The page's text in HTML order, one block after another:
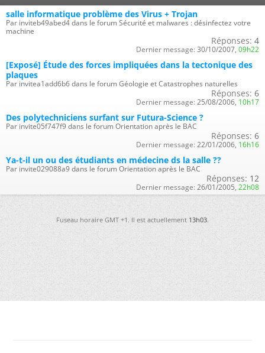
salle informatique problème des Virus + Trojan
Par inviteb49abed4 dans le forum Sécurité et malwares : désinfectez votre
machine
Réponses: 4
Dernier message: 30/10/2007, 09h22
[Exposé] Étude des forces impliquées dans la tectonique des
plaques
Par invitea1add6b6 dans le forum Géologie et Catastrophes naturelles
Réponses: 6
Dernier message: 25/08/2006, 10h17
Des polytechniciens surfant sur Futura-Science ?
Par invite05f747f9 dans le forum Orientation après le BAC
Réponses: 6
Dernier message: 22/01/2006, 16h16
Ya-t-il un ou des étudiants en médecine ds la salle ??
Par invite029088a9 dans le forum Orientation après le BAC
Réponses: 12
Dernier message: 26/01/2005, 22h08
Fuseau horaire GMT +1. Il est actuellement13h03.